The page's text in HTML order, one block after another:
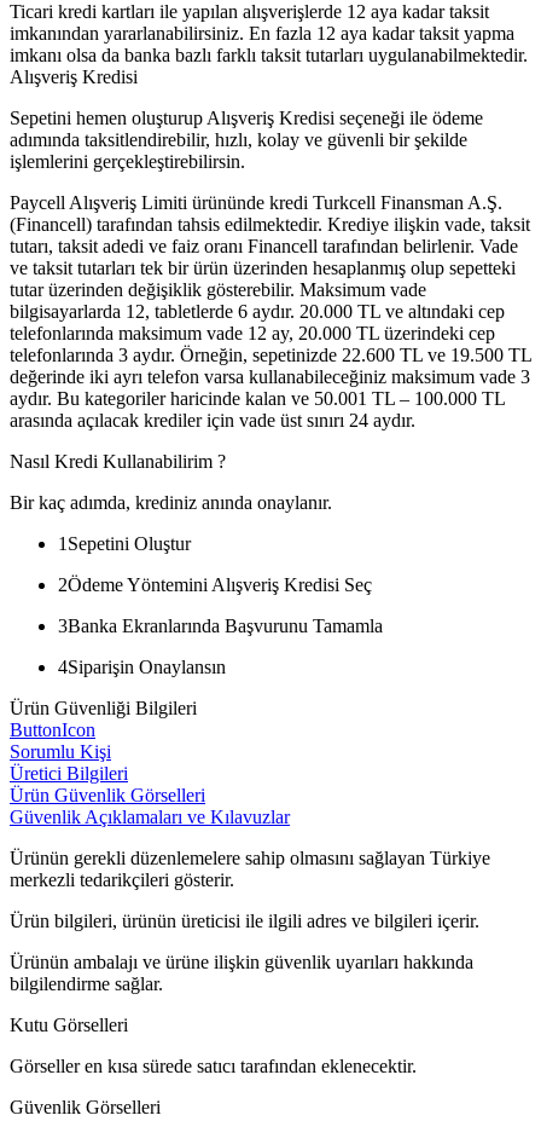
Ticari kredi kartları ile yapılan alışverişlerde 12 aya kadar taksit
imkanından yararlanabilirsiniz. En fazla 12 aya kadar taksit yapma
imkanı olsa da banka bazlı farklı taksit tutarları uygulanabilmektedir.
Alışveriş Kredisi
Sepetini hemen oluşturup Alışveriş Kredisi seçeneği ile ödeme
adımında taksitlendirebilir, hızlı, kolay ve güvenli bir şekilde
işlemlerini gerçekleştirebilirsin.
Paycell Alışveriş Limiti ürününde kredi Turkcell Finansman A.Ş.
(Financell) tarafından tahsis edilmektedir. Krediye ilişkin vade, taksit
tutarı, taksit adedi ve faiz oranı Financell tarafından belirlenir. Vade
ve taksit tutarları tek bir ürün üzerinden hesaplanmış olup sepetteki
tutar üzerinden değişiklik gösterebilir. Maksimum vade
bilgisayarlarda 12, tabletlerde 6 aydır. 20.000 TL ve altındaki cep
telefonlarında maksimum vade 12 ay, 20.000 TL üzerindeki cep
telefonlarında 3 aydır. Örneğin, sepetinizde 22.600 TL ve 19.500 TL
değerinde iki ayrı telefon varsa kullanabileceğiniz maksimum vade 3
aydır. Bu kategoriler haricinde kalan ve 50.001 TL – 100.000 TL
arasında açılacak krediler için vade üst sınırı 24 aydır.
Nasıl Kredi Kullanabilirim ?
Bir kaç adımda, krediniz anında onaylanır.
1Sepetini Oluştur
2Ödeme Yöntemini Alışveriş Kredisi Seç
3Banka Ekranlarında Başvurunu Tamamla
4Siparişin Onaylansın
Ürün Güvenliği Bilgileri
ButtonIcon
Sorumlu Kişi
Üretici Bilgileri
Ürün Güvenlik Görselleri
Güvenlik Açıklamaları ve Kılavuzlar
Ürünün gerekli düzenlemelere sahip olmasını sağlayan Türkiye
merkezli tedarikçileri gösterir.
Ürün bilgileri, ürünün üreticisi ile ilgili adres ve bilgileri içerir.
Ürünün ambalajı ve ürüne ilişkin güvenlik uyarıları hakkında
bilgilendirme sağlar.
Kutu Görselleri
Görseller en kısa sürede satıcı tarafından eklenecektir.
Güvenlik Görselleri